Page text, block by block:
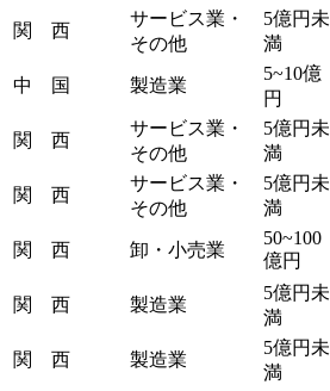
関 西
サービス業・
その他
5億円未
満
中 国 製造業
5~10億
円
関 西
サービス業・
その他
5億円未
満
関 西
サービス業・
その他
5億円未
満
関 西 卸・小売業
50~100
億円
関 西 製造業
5億円未
満
関 西 製造業
5億円未
満